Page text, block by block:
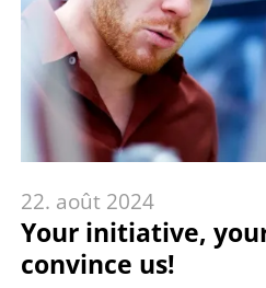
22. août 2024
Your initiative,
convince us!